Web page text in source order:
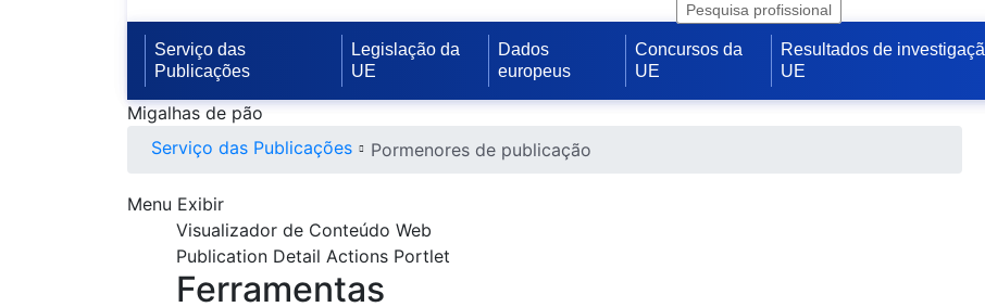
Pesquisa profissional
Serviço das
Publicações
Legislação da
UE
Dados
europeus
Concursos da
UE
Resultados de
UE
Migalhas de pão
Serviço das Publicações
Pormenores de publicação
Menu Exibir
Visualizador de Conteúdo Web
Publication Detail Actions Portlet
Ferramentas